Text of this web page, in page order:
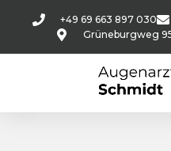
+49 69 663 897 030
Grüneburgweg